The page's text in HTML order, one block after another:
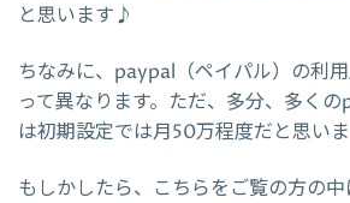
と思います♪
ちなみに、paypal（ペイパル）の利
って異なります。ただ、多分、多くの
は初期設定では月50万程度だと思いま
もしかしたら、こちらをご覧の方の